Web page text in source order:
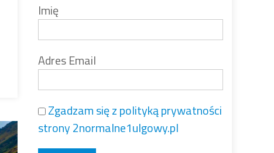
Imię
Adres Email
Zgadzam się z polityką prywatności
strony 2normalne1ulgowy.pl